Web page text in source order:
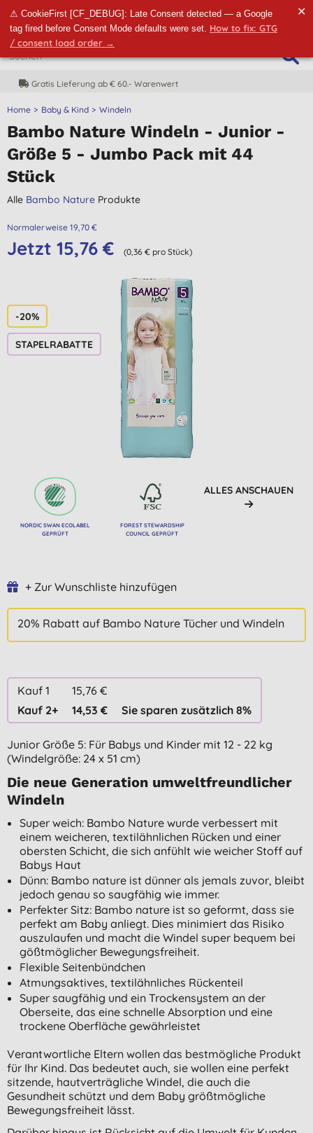
⚠ CookieFirst [CF_DEBUG]: Late Consent detected — a Google
tag fired before Consent Mode defaults were set. How to fix: GTG
/ consent load order →
✕
CO2-neutrale Lieferung
Home Baby & Kind Windeln
Bambo Nature Windeln - Junior -
Größe 5 - Jumbo Pack mit 44
Stück
Alle Bambo Nature Produkte
Normalerweise 19,70 €
Jetzt 15,76 € (0,36 € pro Stück)
-20%
STAPELRABATTE
NORDIC SWAN ECOLABEL
GEPRÜFT
FOREST STEWARDSHIP
COUNCIL GEPRÜFT
ALLES ANSCHAUEN
+ Zur Wunschliste hinzufügen
20% Rabatt auf Bambo Nature Tücher und Windeln
Kauf 1
15,76 €
Kauf 2+
14,53 € Sie sparen zusätzlich 8%
Junior Größe 5: Für Babys und Kinder mit 12 - 22 kg
(Windelgröße: 24 x 51 cm)
Die neue Generation umweltfreundlicher
Windeln
Super weich: Bambo Nature wurde verbessert mit
einem weicheren, textilähnlichen Rücken und einer
obersten Schicht, die sich anfühlt wie weicher Stoff auf
Babys Haut
Dünn: Bambo nature ist dünner als jemals zuvor, bleibt
jedoch genau so saugfähig wie immer.
Perfekter Sitz: Bambo nature ist so geformt, dass sie
perfekt am Baby anliegt. Dies minimiert das Risiko
auszulaufen und macht die Windel super bequem bei
gößtmöglicher Bewegungsfreiheit.
Flexible Seitenbündchen
Atmungsaktives, textilähnliches Rückenteil
Super saugfähig und ein Trockensystem an der
Oberseite, das eine schnelle Absorption und eine
trockene Oberfläche gewährleistet
Verantwortliche Eltern wollen das bestmögliche Produkt
für Ihr Kind. Das bedeutet auch, sie wollen eine perfekt
sitzende, hautverträgliche Windel, die auch die
Gesundheit schützt und dem Baby größtmögliche
Bewegungsfreiheit lässt.